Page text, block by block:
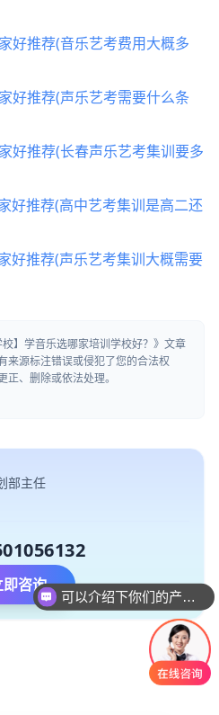
好推荐(音乐艺考费用大概多
好推荐(声乐艺考需要什么条
好推荐(长春声乐艺考集训要多
好推荐(高中艺考集训是高二还
好推荐(声乐艺考集训大概需要
校】学音乐选哪家培训学校好？》文章
来源标注错误或侵犯了您的合法权
、删除或依法处理。
部主任
即咨询
可以介绍下你们的产品么
你们是怎么收费的呢